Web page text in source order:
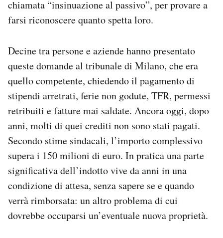
chiamata “insinuazione al passivo”, per provare a
farsi riconoscere quanto spetta loro.
Decine tra persone e aziende hanno presentato
queste domande al tribunale di Milano, che era
quello competente, chiedendo il pagamento di
stipendi arretrati, ferie non godute, TFR, permessi
retribuiti e fatture mai saldate. Ancora oggi, dopo
anni, molti di quei crediti non sono stati pagati.
Secondo stime sindacali, l’importo complessivo
supera i 150 milioni di euro. In pratica una parte
significativa dell’indotto vive da anni in una
condizione di attesa, senza sapere se e quando
verrà rimborsata: un altro problema di cui
dovrebbe occuparsi un’eventuale nuova proprietà.